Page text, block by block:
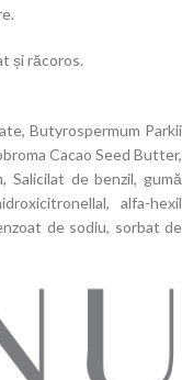
și răcoros.
Butyrospermum Parkii
Cacao Seed Butter,
Salicilat de benzil, gumă
alfa-hexil
de sodiu, sorbat de